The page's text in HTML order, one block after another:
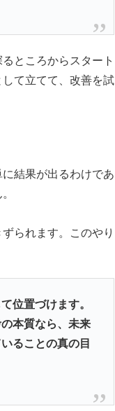
ところからスタート
て立てて、改善を試
結果が出るわけであ
られます。このやり
位置づけます。
本質なら、未来
ることの真の目